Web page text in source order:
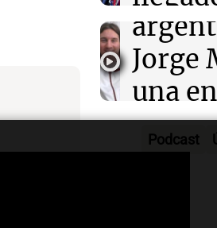
Una
Episodios
llegó"
Una
Episodios
Jorge
una
con
Audio.
tras
Audio.
Podcast